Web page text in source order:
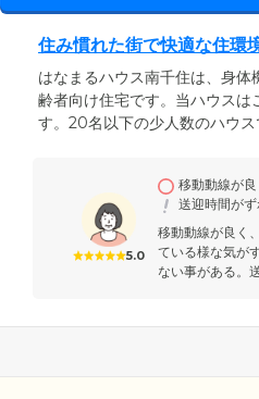
住み慣れた街で快適な住環
はなまるハウス南千住は、身
齢者向け住宅です。当ハウスは
す。20名以下の少人数のハウ
とができます。また、夜間で
5.0
移動動線が良
送迎時間がず
移動動線が良く
ている様な気が
ない事がある。